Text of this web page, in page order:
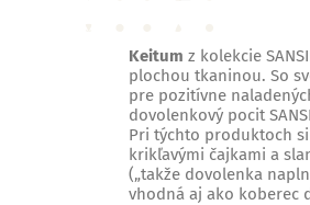
Keitum z kolekcie
plochou tkaninou. So
pre pozitívne
dovolenkový pocit
Pri týchto produktoch
krikľavými čajkami a
(„takže dovolenka
vhodná aj ako koberec